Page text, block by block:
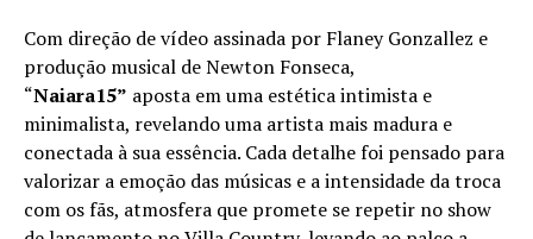
Com direção de vídeo assinada por Flaney Gonzallez e
produção musical de Newton Fonseca,
“Naiara15” aposta em uma estética intimista e
minimalista, revelando uma artista mais madura e
conectada à sua essência. Cada detalhe foi pensado para
valorizar a emoção das músicas e a intensidade da troca
com os fãs, atmosfera que promete se repetir no show